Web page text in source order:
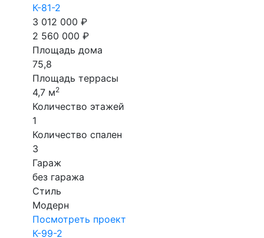
К-81-2
3 012 000 ₽
2 560 000 ₽
Площадь дома
75,8
Площадь террасы
4,7 м2
Количество этажей
1
Количество спален
3
Гараж
без гаража
Стиль
Модерн
Посмотреть проект
К-99-2